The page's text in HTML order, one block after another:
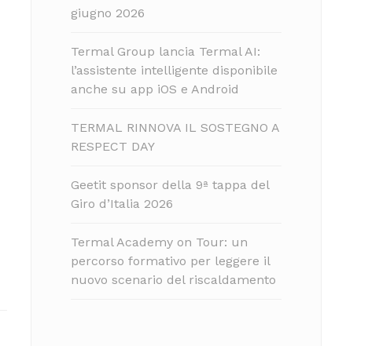
giugno 2026
Termal Group lancia Termal AI:
l’assistente intelligente disponibile
anche su app iOS e Android
TERMAL RINNOVA IL SOSTEGNO A
RESPECT DAY
Geetit sponsor della 9ª tappa del
Giro d’Italia 2026
Termal Academy on Tour: un
percorso formativo per leggere il
nuovo scenario del riscaldamento